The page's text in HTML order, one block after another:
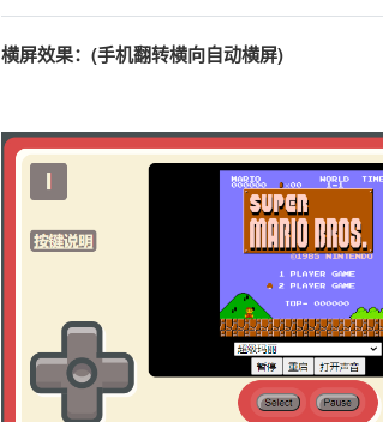
横屏效果：(手机翻转横向自动横屏)